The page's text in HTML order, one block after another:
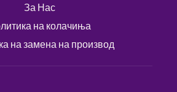
За Нас
на колачиња
на замена на производ